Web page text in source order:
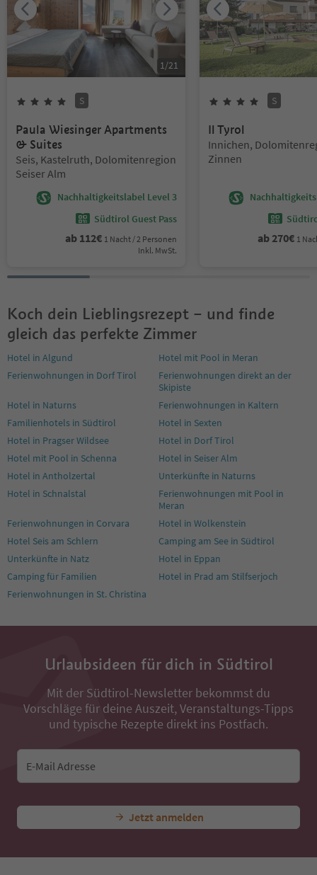
1 /21
Sterne
S
Paula Wiesinger Apartments
& Suites
Standort:
Seis, Kastelruth, Dolomitenregion
Seiser Alm
Nachhaltigkeitslabel Level 3
Südtirol Guest Pass
ab 112€ 1 Nacht / 2 Personen
Inkl. MwSt.
Sterne
S
Il Tyrol
Standort:
Innichen,
Zinnen
ab 270€ 1
Koch dein Lieblingsrezept – und finde
gleich das perfekte Zimmer
Hotel in Algund
Hotel mit Pool in Meran
Ferienwohnungen in Dorf Tirol
Ferienwohnungen direkt an der
Skipiste
Hotel in Naturns
Ferienwohnungen in Kaltern
Familienhotels in Südtirol
Hotel in Sexten
Hotel in Pragser Wildsee
Hotel in Dorf Tirol
Hotel mit Pool in Schenna
Hotel in Seiser Alm
Hotel in Antholzertal
Unterkünfte in Naturns
Hotel in Schnalstal
Ferienwohnungen mit Pool in
Meran
Ferienwohnungen in Corvara
Hotel in Wolkenstein
Hotel Seis am Schlern
Camping am See in Südtirol
Unterkünfte in Natz
Hotel in Eppan
Camping für Familien
Hotel in Prad am Stilfserjoch
Ferienwohnungen in St. Christina
Urlaubsideen für dich in Südtirol
Mit der Südtirol-Newsletter bekommst du
Vorschläge für deine Auszeit, Veranstaltungs-Tipps
und typische Rezepte direkt ins Postfach.
E-Mail Adresse
Jetzt anmelden